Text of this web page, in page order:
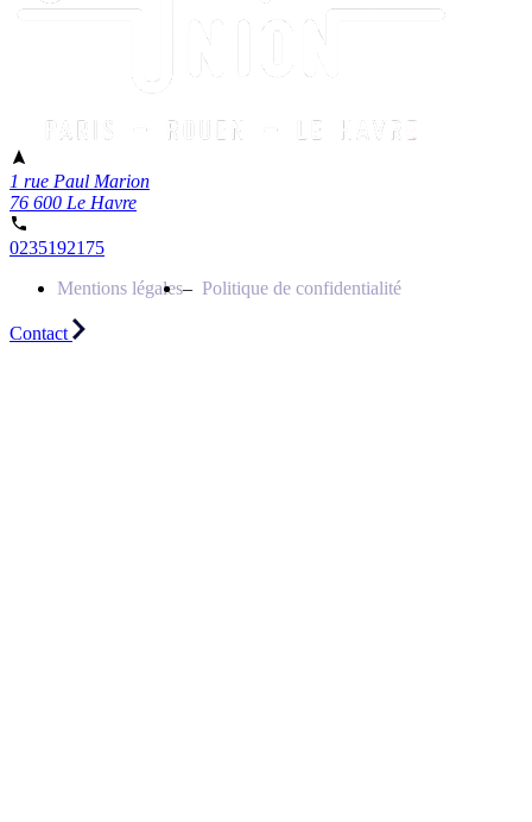
1 rue Paul Marion
76 600 Le Havre
0235192175
Mentions légales
Politique de confidentialité
Contact